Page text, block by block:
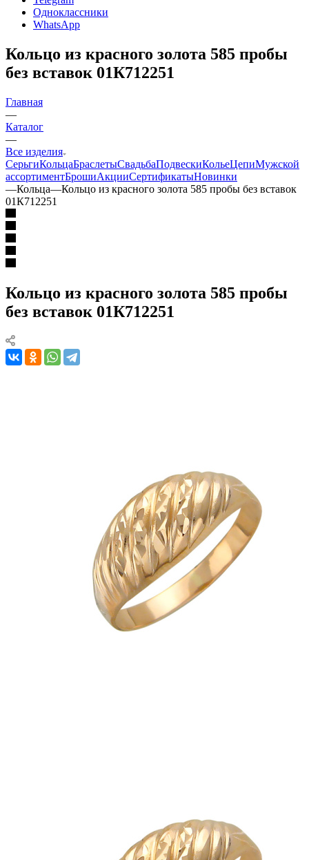
Одноклассники
WhatsApp
Кольцо из красного золота 585 пробы
без вставок 01К712251
Главная
—
Каталог
—
Все изделия
СерьгиКольцаБраслетыСвадьбаПодвескиКольеЦепиМужской
ассортиментБрошиАкцииСертификатыНовинки
—Кольца—Кольцо из красного золота 585 пробы без вставок
01К712251
Кольцо из красного золота 585 пробы
без вставок 01К712251